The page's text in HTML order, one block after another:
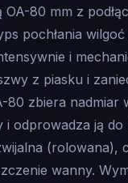
80 mm z
pochłania
i
z piasku i
80 zbiera nadmiar
i odprowadza ją do
(rolowana),
wanny.